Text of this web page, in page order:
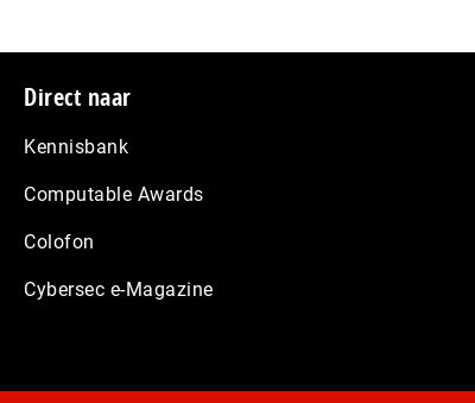
Footer
Direct naar
Kennisbank
Computable Awards
Colofon
Cybersec e-Magazine